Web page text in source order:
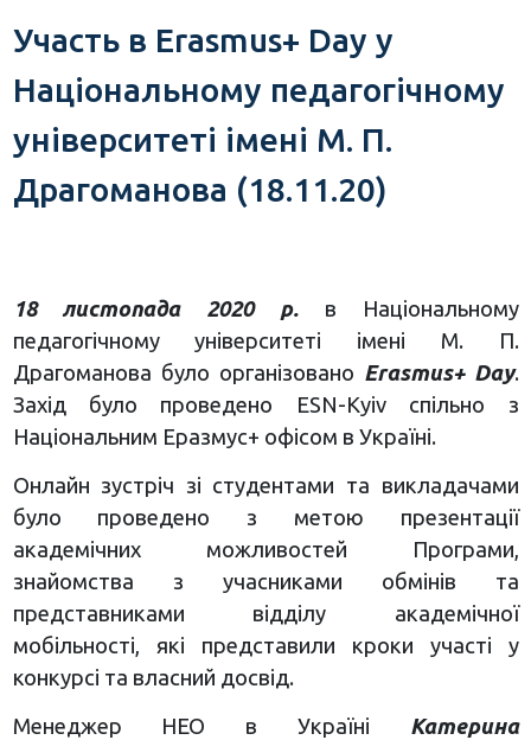
Участь в Erasmus+ Day у
Національному педагогічному
університеті імені М. П.
Драгоманова (18.11.20)
18 листопада 2020 р.
в Національному
педагогічному університеті імені М. П.
Драгоманова було організовано Erasmus+ Day.
Захід було проведено ESN-Kyiv спільно з
Національним Еразмус+ офісом в Україні.
Онлайн зустріч зі студентами та викладачами
було проведено з метою презентації
академічних можливостей Програми,
знайомства з учасниками обмінів та
представниками відділу академічної
мобільності, які представили кроки участі у
конкурсі та власний досвід.
Менеджер НЕО в Україні Катерина